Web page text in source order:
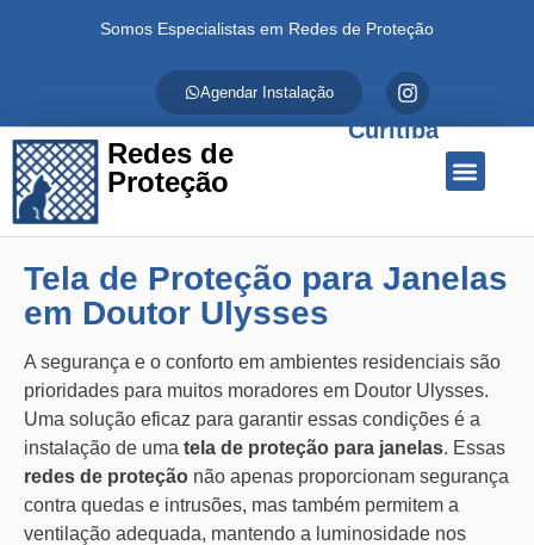
Somos Especialistas em Redes de Proteção
Agendar Instalação
Redes de
Proteção
Curitiba
Tela de Proteção para Janelas
em Doutor Ulysses
A segurança e o conforto em ambientes residenciais são
prioridades para muitos moradores em Doutor Ulysses.
Uma solução eficaz para garantir essas condições é a
instalação de uma tela de proteção para janelas. Essas
redes de proteção não apenas proporcionam segurança
contra quedas e intrusões, mas também permitem a
ventilação adequada, mantendo a luminosidade nos